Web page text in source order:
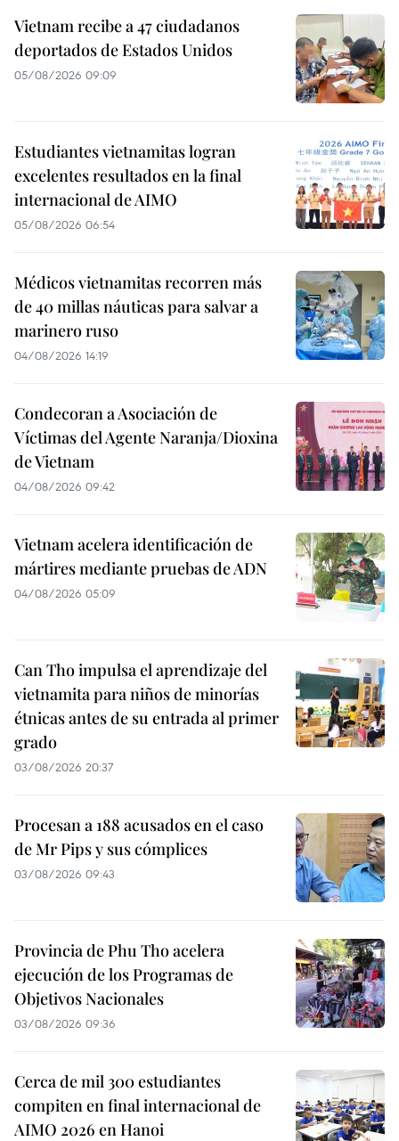
Vietnam recibe a 47 ciudadanos
deportados de Estados Unidos
05/08/2026 09:09
Estudiantes vietnamitas logran
excelentes resultados en la final
internacional de AIMO
05/08/2026 06:54
Médicos vietnamitas recorren más
de 40 millas náuticas para salvar a
marinero ruso
04/08/2026 14:19
Condecoran a Asociación de
Víctimas del Agente Naranja/Dioxina
de Vietnam
04/08/2026 09:42
Vietnam acelera identificación de
mártires mediante pruebas de ADN
04/08/2026 05:09
Can Tho impulsa el aprendizaje del
vietnamita para niños de minorías
étnicas antes de su entrada al primer
grado
03/08/2026 20:37
Procesan a 188 acusados en el caso
de Mr Pips y sus cómplices
03/08/2026 09:43
Provincia de Phu Tho acelera
ejecución de los Programas de
Objetivos Nacionales
03/08/2026 09:36
Cerca de mil 300 estudiantes
compiten en final internacional de
AIMO 2026 en Hanoi